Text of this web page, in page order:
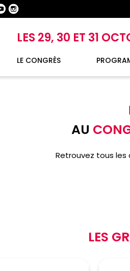
LES 29, 30 ET 31
LE CONGRÈS
AU
Retrouvez tous
LES